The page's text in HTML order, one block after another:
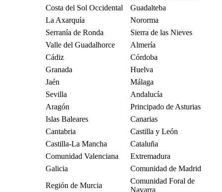
Costa del Sol Occidental
Guadalteba
La Axarquía
Nororma
Serranía de Ronda
Sierra de las Nieves
Valle del Guadalhorce
Almería
Cádiz
Córdoba
Granada
Huelva
Jaén
Málaga
Sevilla
Andalucía
Aragón
Principado de Asturias
Islas Baleares
Canarias
Cantabria
Castilla y León
Castilla-La Mancha
Cataluña
Comunidad Valenciana
Extremadura
Galicia
Comunidad de Madrid
Región de Murcia
Comunidad Foral de
Navarra